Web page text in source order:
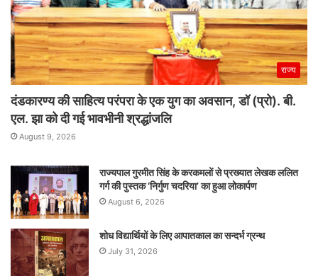
राज्य
दंडकारण्य की साहित्य परंपरा के एक युग का अवसान, डॉ (प्रो). बी.
एल. झा को दी गई भावभीनी श्रद्धांजलि
August 9, 2026
राज्यपाल गुरमीत सिंह के करकमलों से प्रख्यात लेखक ललित
गर्ग की पुस्तक ‘निर्गुण चदरिया’ का हुआ लोकार्पण
August 6, 2026
शोध विद्यार्थियों के लिए आपातकाल का सन्दर्भ ग्रन्थ
July 31, 2026